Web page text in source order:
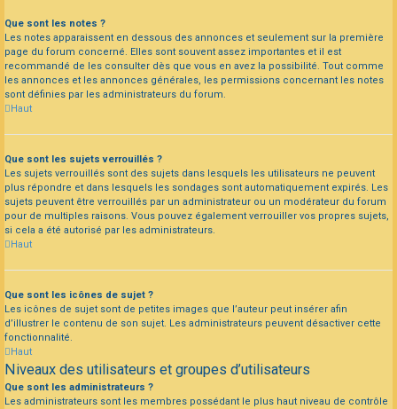
Que sont les notes ?
Les notes apparaissent en dessous des annonces et seulement sur la première
page du forum concerné. Elles sont souvent assez importantes et il est
recommandé de les consulter dès que vous en avez la possibilité. Tout comme
les annonces et les annonces générales, les permissions concernant les notes
sont définies par les administrateurs du forum.
Haut
Que sont les sujets verrouillés ?
Les sujets verrouillés sont des sujets dans lesquels les utilisateurs ne peuvent
plus répondre et dans lesquels les sondages sont automatiquement expirés. Les
sujets peuvent être verrouillés par un administrateur ou un modérateur du forum
pour de multiples raisons. Vous pouvez également verrouiller vos propres sujets,
si cela a été autorisé par les administrateurs.
Haut
Que sont les icônes de sujet ?
Les icônes de sujet sont de petites images que l’auteur peut insérer afin
d’illustrer le contenu de son sujet. Les administrateurs peuvent désactiver cette
fonctionnalité.
Haut
Niveaux des utilisateurs et groupes d’utilisateurs
Que sont les administrateurs ?
Les administrateurs sont les membres possédant le plus haut niveau de contrôle